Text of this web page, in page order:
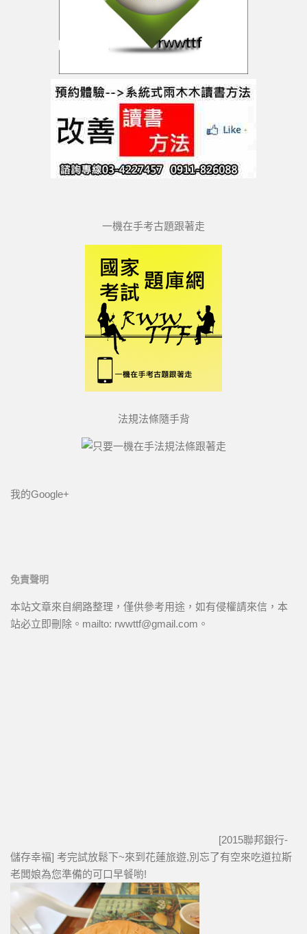
一機在手考古題跟著走
法規法條隨手背
我的Google+
免責聲明
本站文章來自網路整理，僅供參考用途，如有侵權請來信，本
站必立即刪除。mailto: rwwttf@gmail.com。
[2015聯邦銀行-
儲存幸褔] 考完試放鬆下~來到花蓮旅遊,別忘了有空來吃道拉斯
老闆娘為您準備的可口早餐喲!